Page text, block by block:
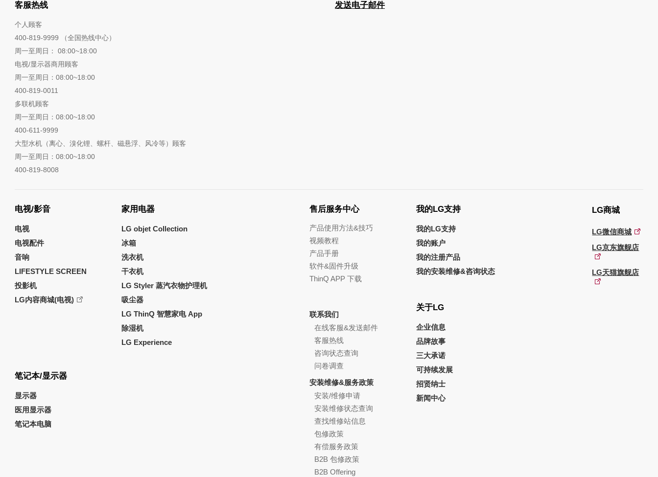
客服热线
个人顾客
400-819-9999 （全国热线中心）
周一至周日： 08:00~18:00
电视/显示器商用顾客
周一至周日：08:00~18:00
400-819-0011
多联机顾客
周一至周日：08:00~18:00
400-611-9999
大型水机（离心、溴化锂、螺杆、磁悬浮、风冷等）顾客
周一至周日：08:00~18:00
400-819-8008
发送电子邮件
电视/影音
电视
电视配件
音响
LIFESTYLE SCREEN
投影机
LG内容商城(电视)
家用电器
LG objet Collection
冰箱
洗衣机
干衣机
LG Styler 蒸汽衣物护理机
吸尘器
LG ThinQ 智慧家电 App
除湿机
LG Experience
笔记本/显示器
显示器
医用显示器
笔记本电脑
售后服务中心
产品使用方法&技巧
视频教程
产品手册
软件&固件升级
ThinQ APP 下载
联系我们
在线客服&发送邮件
客服热线
咨询状态查询
问卷调查
安装维修&服务政策
安装/维修申请
安装维修状态查询
查找维修站信息
包修政策
有偿服务政策
B2B 包修政策
B2B Offering
我的LG支持
我的LG支持
我的账户
我的注册产品
我的安装维修&咨询状态
关于LG
企业信息
品牌故事
三大承诺
可持续发展
招贤纳士
新闻中心
LG商城
LG微信商城
LG京东旗舰店
LG天猫旗舰店